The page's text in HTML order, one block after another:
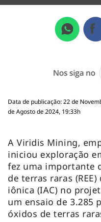
Data de publicação: 22 de
de Agosto de 2024, 19:33h
A Viridis Mining,
iniciou exploração
fez uma importante
de terras raras
iônica (IAC) no
um ensaio de 3.285
óxidos de terras